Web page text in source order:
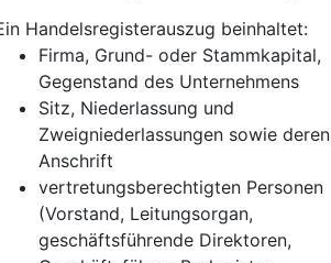
Handelsregisterauszug beinhaltet:
Firma, Grund- oder Stammkapital,
Gegenstand des Unternehmens
Sitz, Niederlassung und
Zweigniederlassungen sowie deren
Anschrift
vertretungsberechtigten Personen
(Vorstand, Leitungsorgan,
geschäftsführende Direktoren,